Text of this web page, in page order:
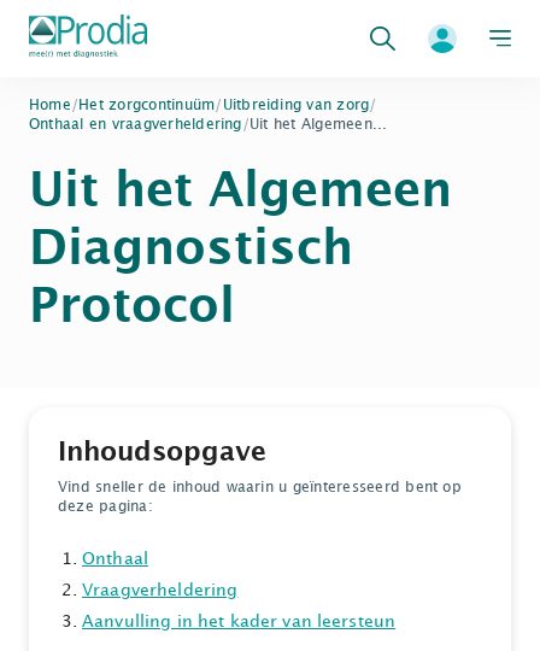
Zoeken
Home / Het zorgcontinuüm/ Uitbreiding van zorg/
Onthaal en vraagverheldering /Uit het Algemeen...
Uit het Algemeen
Diagnostisch
Protocol
Inhoudsopgave
Vind sneller de inhoud waarin u geïnteresseerd bent op
deze pagina:
Onthaal
Vraagverheldering
Aanvulling in het kader van leersteun